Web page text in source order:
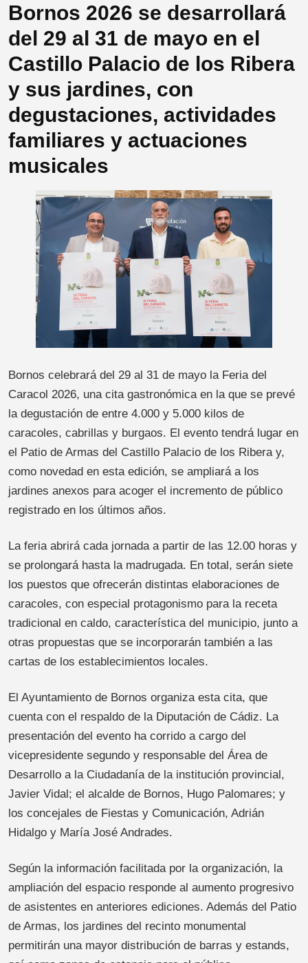
Bornos 2026 se desarrollará
del 29 al 31 de mayo en el
Castillo Palacio de los Ribera
y sus jardines, con
degustaciones, actividades
familiares y actuaciones
musicales
Bornos celebrará del 29 al 31 de mayo la Feria del
Caracol 2026, una cita gastronómica en la que se prevé
la degustación de entre 4.000 y 5.000 kilos de
caracoles, cabrillas y burgaos. El evento tendrá lugar en
el Patio de Armas del Castillo Palacio de los Ribera y,
como novedad en esta edición, se ampliará a los
jardines anexos para acoger el incremento de público
registrado en los últimos años.
La feria abrirá cada jornada a partir de las 12.00 horas y
se prolongará hasta la madrugada. En total, serán siete
los puestos que ofrecerán distintas elaboraciones de
caracoles, con especial protagonismo para la receta
tradicional en caldo, característica del municipio, junto a
otras propuestas que se incorporarán también a las
cartas de los establecimientos locales.
El Ayuntamiento de Bornos organiza esta cita, que
cuenta con el respaldo de la Diputación de Cádiz. La
presentación del evento ha corrido a cargo del
vicepresidente segundo y responsable del Área de
Desarrollo a la Ciudadanía de la institución provincial,
Javier Vidal; el alcalde de Bornos, Hugo Palomares; y
los concejales de Fiestas y Comunicación, Adrián
Hidalgo y María José Andrades.
Según la información facilitada por la organización, la
ampliación del espacio responde al aumento progresivo
de asistentes en anteriores ediciones. Además del Patio
de Armas, los jardines del recinto monumental
permitirán una mayor distribución de barras y estands,